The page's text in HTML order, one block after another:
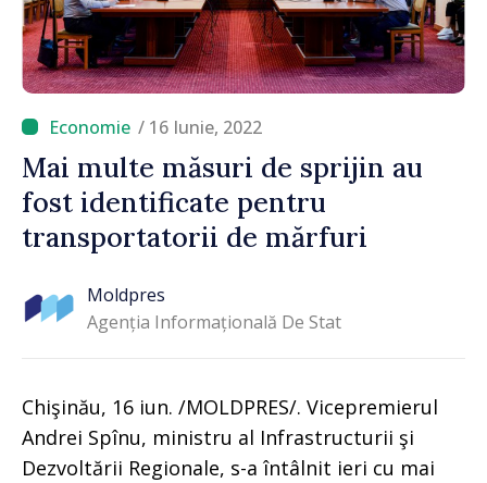
/ 16 Iunie, 2022
Mai multe măsuri de sprijin au
fost identificate pentru
transportatorii de mărfuri
Moldpres
Agenția Informațională De Stat
Chişinău, 16 iun. /MOLDPRES/. Vicepremierul
Andrei Spînu, ministru al Infrastructurii şi
Dezvoltării Regionale, s-a întâlnit ieri cu mai